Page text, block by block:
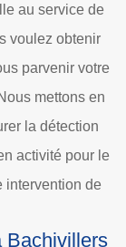
au service de
voulez obtenir
parvenir votre
mettons en
la détection
activité pour le
intervention de
Bachivillers